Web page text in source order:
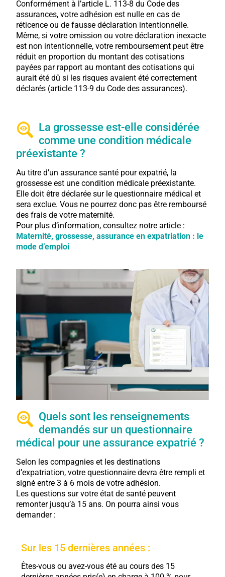
Conformément à l’article L. 113-8 du Code des
assurances, votre adhésion est nulle en cas de
réticence ou de fausse déclaration intentionnelle.
Même, si votre omission ou votre déclaration inexacte
est non intentionnelle, votre remboursement peut être
réduit en proportion du montant des cotisations
payées par rapport au montant des cotisations qui
aurait été dû si les risques avaient été correctement
déclarés (article 113-9 du Code des assurances).
La grossesse est-elle considérée
comme une condition médicale
préexistante ?
Au titre d’un assurance santé pour expatrié, la
grossesse est une condition médicale préexistante.
Elle doit être déclarée sur le questionnaire médical et
sera exclue. Vous ne pourrez donc pas être remboursé
des frais de votre maternité.
Pour plus d’information, consultez notre article :
Maternité, grossesse, assurance en expatriation : le
mode d’emploi
Quels sont les renseignements
demandés sur un questionnaire
médical pour une assurance expatrié ?
Selon les compagnies et les destinations
d’expatriation, votre questionnaire devra être rempli et
signé entre 3 à 6 mois de votre adhésion.
Les questions sur votre état de santé peuvent
remonter jusqu’à 15 ans. On pourra ainsi vous
demander :
Sur les 15 dernières années :
Êtes-vous ou avez-vous été au cours des 15